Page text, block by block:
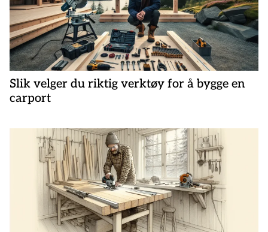
a
v
i
g
a
s
j
n
Slik velger du riktig verktøy for å bygge en
carport